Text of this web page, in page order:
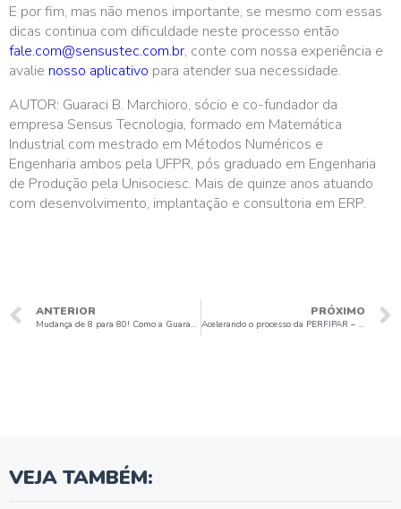
E por fim, mas não menos importante, se mesmo com essas
dicas continua com dificuldade neste processo então
fale.com@sensustec.com.br, conte com nossa experiência e
avalie nosso aplicativo para atender sua necessidade.
AUTOR: Guaraci B. Marchioro, sócio e co-fundador da
empresa Sensus Tecnologia, formado em Matemática
Industrial com mestrado em Métodos Numéricos e
Engenharia ambos pela UFPR, pós graduado em Engenharia
de Produção pela Unisociesc. Mais de quinze anos atuando
com desenvolvimento, implantação e consultoria em ERP.
ANTERIOR
Mudança de 8 para 80! Como a Guararapes Painéis melhorou seu processo com a Sensus!
PRÓXIMO
Acelerando o processo da PERFIPAR – Depoimento
VEJA TAMBÉM: